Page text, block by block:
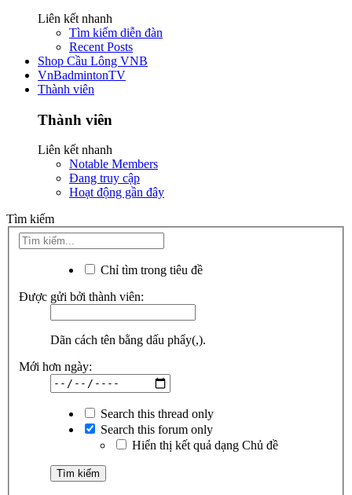
Liên kết nhanh
Tìm kiếm diễn đàn
Recent Posts
Shop Cầu Lông VNB
VnBadmintonTV
Thành viên
Thành viên
Liên kết nhanh
Notable Members
Đang truy cập
Hoạt động gần đây
Tìm kiếm
Chỉ tìm trong tiêu đề
Được gửi bởi thành viên:
Dãn cách tên bằng dấu phẩy(,).
Mới hơn ngày:
Search this thread only
Search this forum only
Hiển thị kết quả dạng Chủ đề